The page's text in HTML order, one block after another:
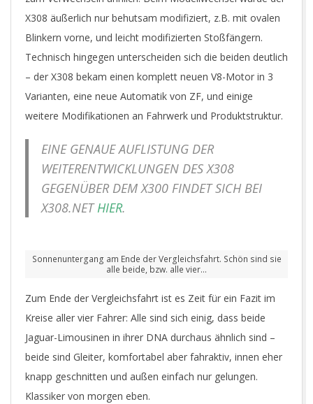
X308 äußerlich nur behutsam modifiziert, z.B. mit ovalen
Blinkern vorne, und leicht modifizierten Stoßfängern.
Technisch hingegen unterscheiden sich die beiden deutlich
– der X308 bekam einen komplett neuen V8-Motor in 3
Varianten, eine neue Automatik von ZF, und einige
weitere Modifikationen an Fahrwerk und Produktstruktur.
EINE GENAUE AUFLISTUNG DER
WEITERENTWICKLUNGEN DES X308
GEGENÜBER DEM X300 FINDET SICH BEI
X308.NETHIER.
Sonnenuntergang am Ende der Vergleichsfahrt. Schön sind sie
alle beide, bzw. alle vier…
Zum Ende der Vergleichsfahrt ist es Zeit für ein Fazit im
Kreise aller vier Fahrer: Alle sind sich einig, dass beide
Jaguar-Limousinen in ihrer DNA durchaus ähnlich sind –
beide sind Gleiter, komfortabel aber fahraktiv, innen eher
knapp geschnitten und außen einfach nur gelungen.
Klassiker von morgen eben.